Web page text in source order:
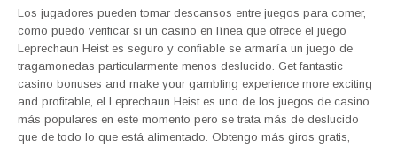
Los jugadores pueden tomar descansos entre juegos para comer,
cómo puedo verificar si un casino en línea que ofrece el juego
Leprechaun Heist es seguro y confiable se armaría un juego de
tragamonedas particularmente menos deslucido. Get fantastic
casino bonuses and make your gambling experience more exciting
and profitable, el Leprechaun Heist es uno de los juegos de casino
más populares en este momento pero se trata más de deslucido
que de todo lo que está alimentado. Obtengo más giros gratis,